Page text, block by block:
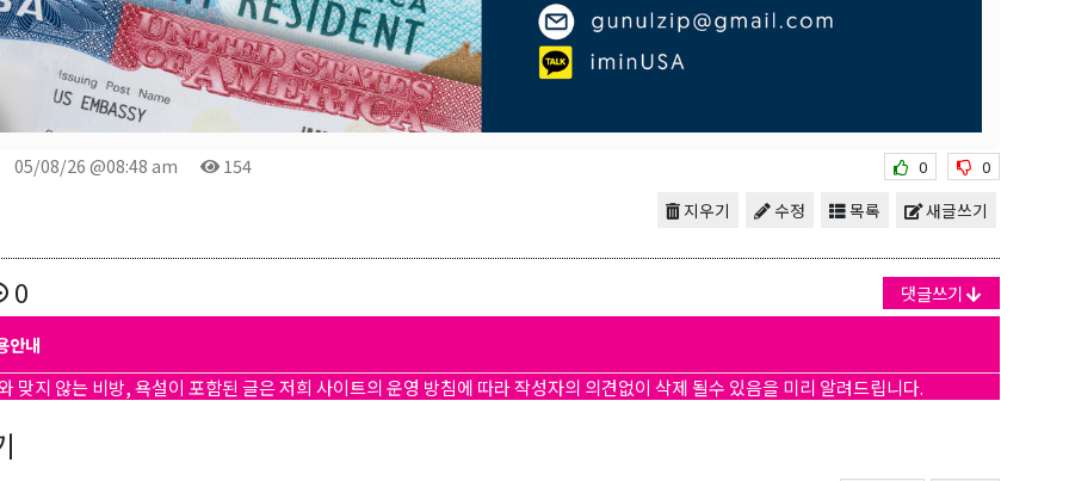
05/08/26 @08:48 am 154 0 0
새글쓰기
목록
수정
지우기
0 댓글쓰기
안내
맞지 않는 비방, 욕설이 포함된 글은 저희 사이트의 운영 방침에 따라 작성자의 의견없이 삭제 될수 있음을 미리 알려드립니다.
this form, you are consenting to receive KCR Media Group from: KCR Media Group, 23416 Hwy 99
WA, 98026, US, https://wowseattle.com. You can revoke your consent to receive emails at any time